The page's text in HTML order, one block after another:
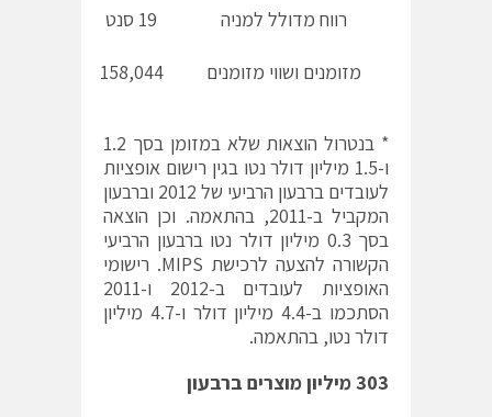
רווח מדולל למניה 19 סנט
מזומנים ושווי מזומנים 158,044
* בנטרול הוצאות שלא במזומן בסך 1.2
ו-1.5 מיליון דולר נטו בגין רישום אופציות
לעובדים ברבעון הרביעי של 2012 וברבעון
המקביל ב-2011, בהתאמה. וכן הוצאה
בסך 0.3 מיליון דולר נטו ברבעון הרביעי
הקשורה להצעה לרכישת MIPS. רישומי
האופציות לעובדים ב-2012 ו-2011
הסתכמו ב-4.4 מיליון דולר ו-4.7 מיליון
דולר נטו, בהתאמה.
303 מיליון מוצרים ברבעון